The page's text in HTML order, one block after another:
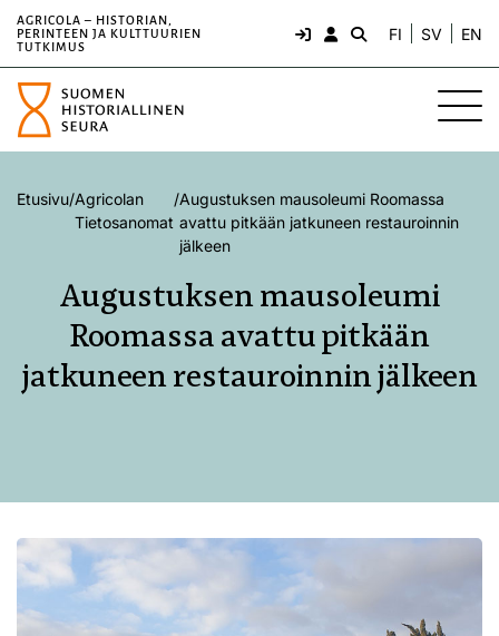
AGRICOLA – HISTORIAN,
PERINTEEN JA KULTTUURIEN
TUTKIMUS
FI SV EN
Etusivu/Agricolan
Tietosanomat
/Augustuksen mausoleumi Roomassa
avattu pitkään jatkuneen restauroinnin
jälkeen
Augustuksen mausoleumi
Roomassa avattu pitkään
jatkuneen restauroinnin jälkeen